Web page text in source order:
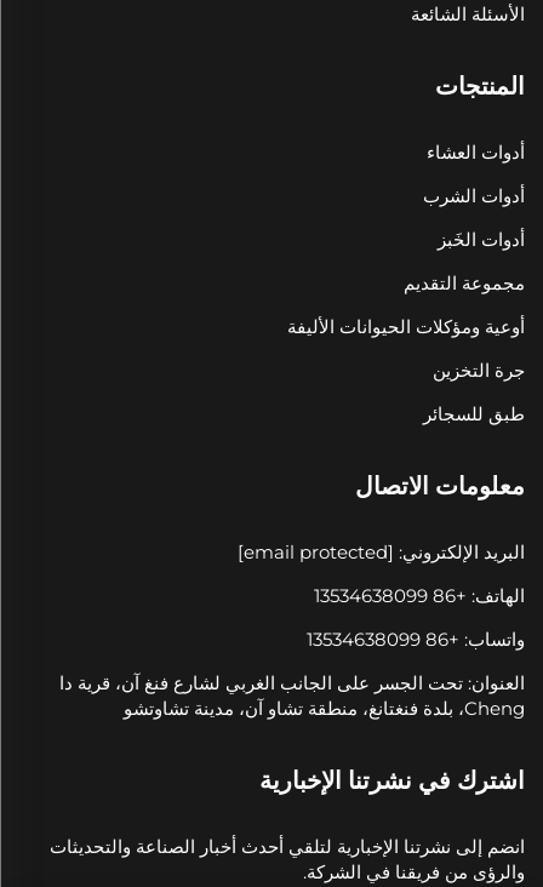
الأسئلة الشائعة
المنتجات
أدوات العشاء
أدوات الشرب
أدوات الخَبز
مجموعة التقديم
أوعية ومؤكلات الحيوانات الأليفة
جرة التخزين
طبق للسجائر
معلومات الاتصال
البريد الإلكتروني: [email protected]
الهاتف: +86 13534638099
واتساب: +86 13534638099
العنوان: تحت الجسر على الجانب الغربي لشارع فنغ آن، قرية دا
Cheng، بلدة فنغتانغ، منطقة تشاو آن، مدينة تشاوتشو
اشترك في نشرتنا الإخبارية
انضم إلى نشرتنا الإخبارية لتلقي أحدث أخبار الصناعة والتحديثات
والرؤى من فريقنا في الشركة.